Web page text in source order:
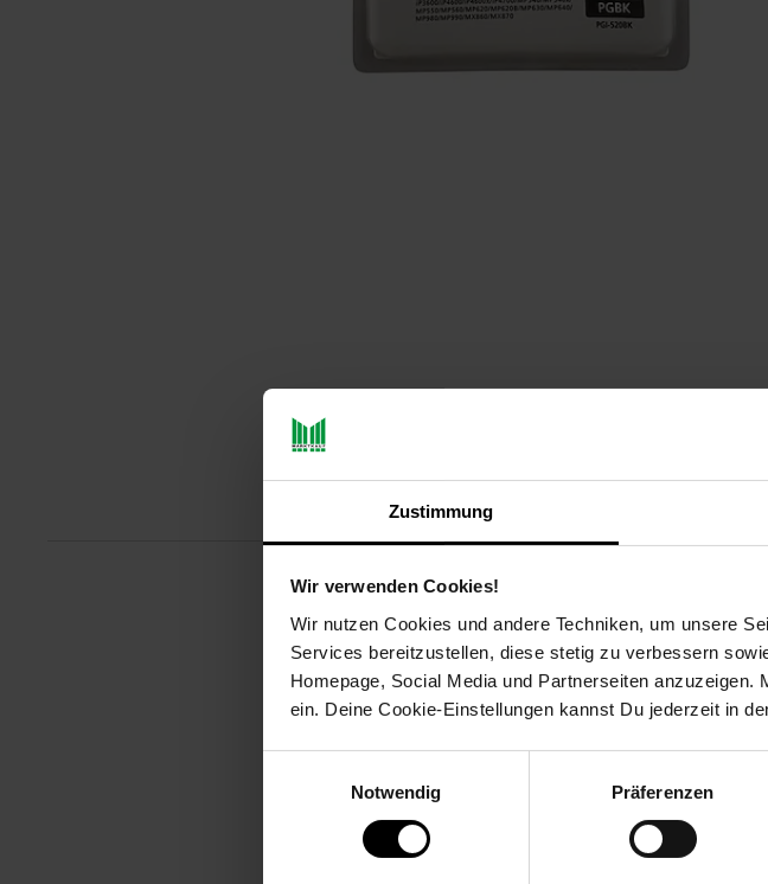
Zustimmung
Wir verwenden Cookies!
Wir nutzen Cookies und andere Techniken, um unsere
Services bereitzustellen, diese stetig zu verbessern
Homepage, Social Media und Partnerseiten anzuzeigen.
ein. Deine Cookie-Einstellungen kannst Du jederzeit in
Notwendig
Präferenzen
Produktbeschreibung
Canon Tinte bringt Ihr Canon Drucker immer Bestleistungen.
Artikelnummer: 3093469000
EAN: 4960999577456